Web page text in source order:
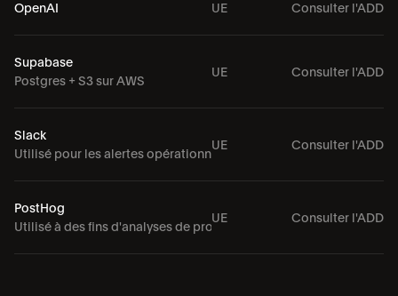
OpenAI UE Consulter l'ADD
Supabase
Postgres + S3 sur AWS
UE Consulter l'ADD
Slack
Utilisé pour les alertes opérationnelles
UE Consulter l'ADD
PostHog
Utilisé à des fins d'analyses de produits agrégées et anonymisées
UE Consulter l'ADD